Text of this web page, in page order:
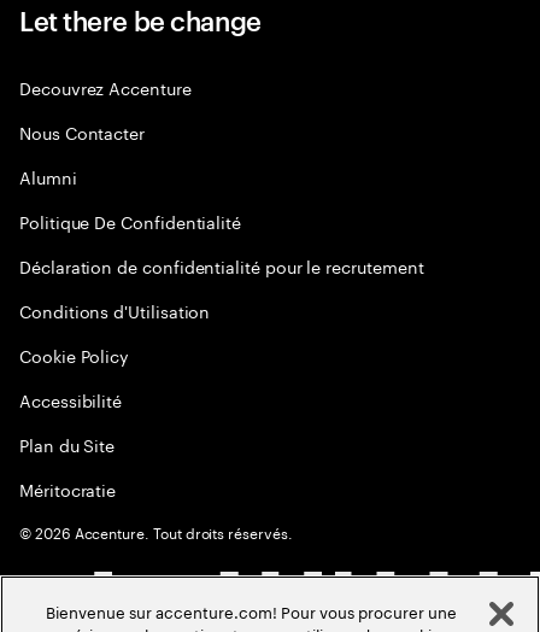
Let there be change
Decouvrez Accenture
Nous Contacter
Alumni
Politique De Confidentialité
Déclaration de confidentialité pour le recrutement
Conditions d'Utilisation
Cookie Policy
Accessibilité
Plan du Site
Méritocratie
©2026 Accenture. Tout droits réservés.
Bienvenue sur accenture.com! Pour vous procurer une